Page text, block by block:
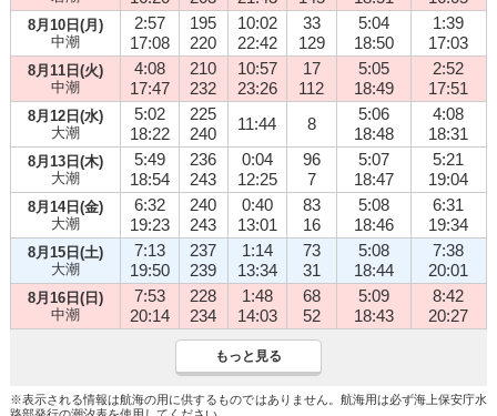
8月10日(月)
中潮
2:57
17:08
195
220
10:02
22:42
33
129
5:04
18:50
1:39
17:03
8月11日(火)
中潮
4:08
17:47
210
232
10:57
23:26
17
112
5:05
18:49
2:52
17:51
8月12日(水)
大潮
5:02
18:22
225
240
11:44 8
5:06
18:48
4:08
18:31
8月13日(木)
大潮
5:49
18:54
236
243
0:04
12:25
96
7
5:07
18:47
5:21
19:04
8月14日(金)
大潮
6:32
19:23
240
243
0:40
13:01
83
16
5:08
18:46
6:31
19:34
8月15日(土)
大潮
7:13
19:50
237
239
1:14
13:34
73
31
5:08
18:44
7:38
20:01
8月16日(日)
中潮
7:53
20:14
228
234
1:48
14:03
68
52
5:09
18:43
8:42
20:27
もっと見る
※表示される情報は航海の用に供するものではありません。航海用は必ず海上保安庁水